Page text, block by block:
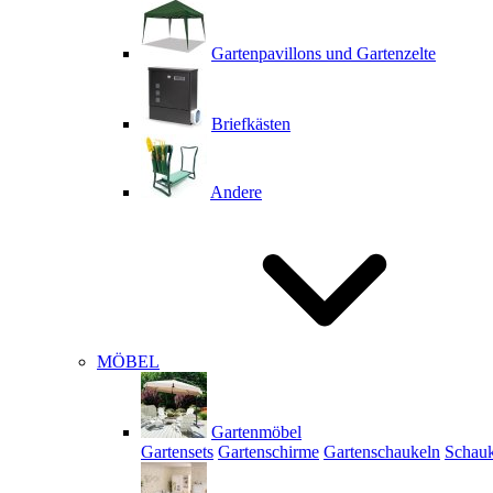
Gartenpavillons und Gartenzelte
Briefkästen
Andere
MÖBEL
Gartenmöbel
Gartensets Gartenschirme Gartenschaukeln